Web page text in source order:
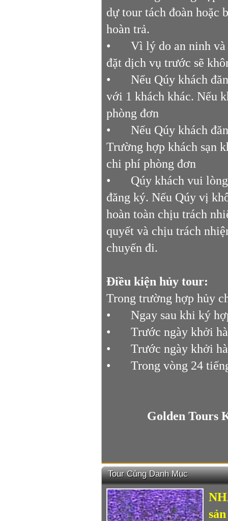
dự tour tách đoàn hoặc
hoàn trả.
•
Vì lý do an ninh
đặt dịch vụ trước sẽ
•
Nếu Qúy khách
với 1 khách khác. Nếu
phòng đơn
•
Nếu Qúy khách
Trường hợp khách sạn
chi phí phòng đơn
•
Qúy khách vui
đăng ký. Nếu Qúy vị
hoàn toàn chịu trách
quyết và chịu trách
chuyến đi.
Điều kiện hủy tour:
Trong trường hợp hủy
•
Ngay sau khi ký
•
Trước ngày khởi
•
Trước ngày khởi
•
Trong vòng 24
Golden Tours
Tour Cùng Danh Mục